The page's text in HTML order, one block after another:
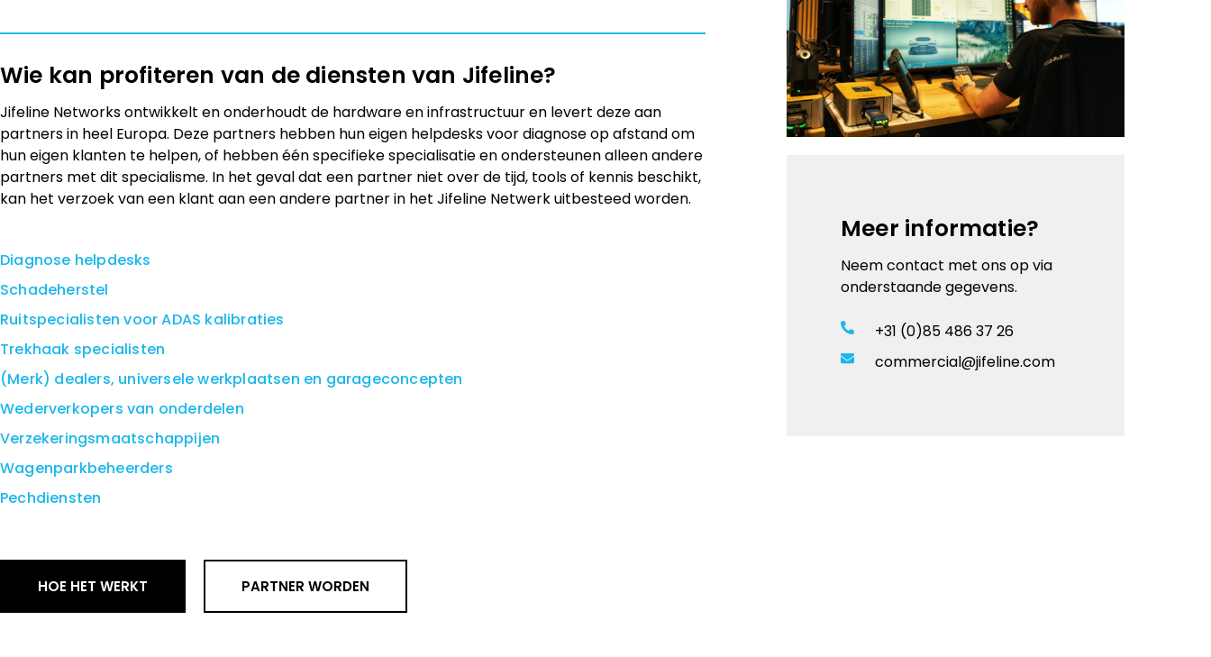
Wie kan profiteren van de diensten van Jifeline?
Jifeline Networks ontwikkelt en onderhoudt de hardware en infrastructuur en levert deze aan
partners in heel Europa. Deze partners hebben hun eigen helpdesks voor diagnose op afstand om
hun eigen klanten te helpen, of hebben één specifieke specialisatie en ondersteunen alleen andere
partners met dit specialisme. In het geval dat een partner niet over de tijd, tools of kennis beschikt,
kan het verzoek van een klant aan een andere partner in het Jifeline Netwerk uitbesteed worden.
Diagnose helpdesks
Schadeherstel
Ruitspecialisten voor ADAS kalibraties
Trekhaak specialisten
(Merk) dealers, universele werkplaatsen en garageconcepten
Wederverkopers van onderdelen
Verzekeringsmaatschappijen
Wagenparkbeheerders
Pechdiensten
HOE HET WERKT PARTNER WORDEN
Meer informatie?
Neem contact met ons op via
onderstaande gegevens.
+31 (0)85 486 37 26
commercial@jifeline.com